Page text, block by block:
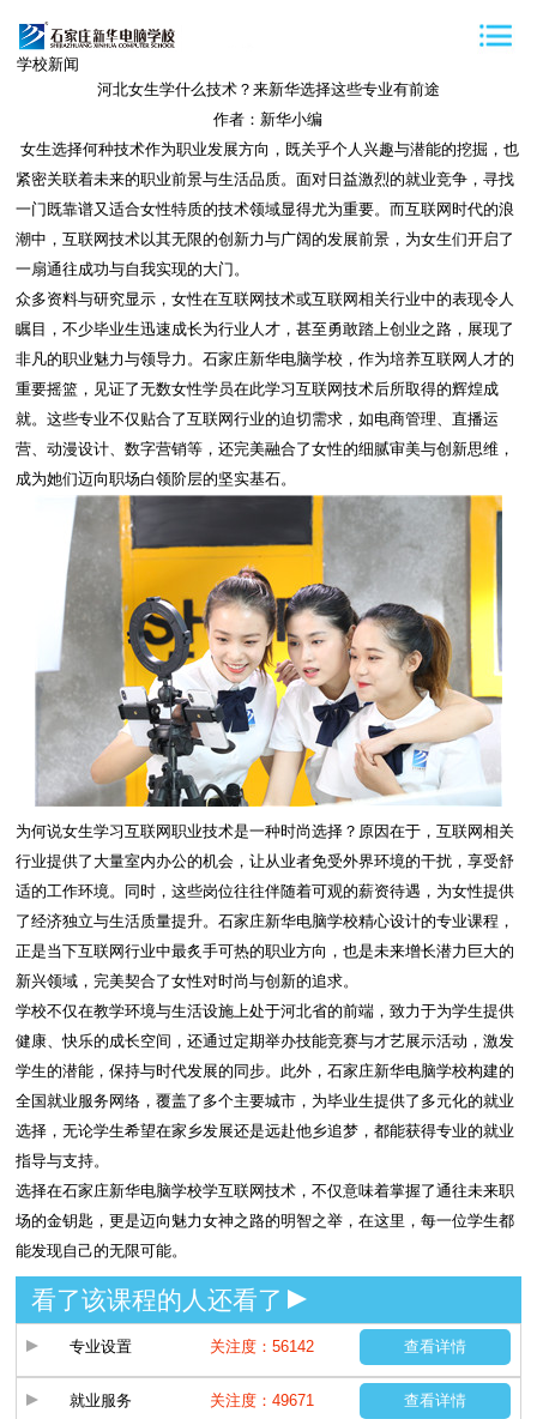
学校新闻
河北女生学什么技术？来新华选择这些专业有前途
作者：新华小编
女生选择何种技术作为职业发展方向，既关乎个人兴趣与潜能的挖掘，也
紧密关联着未来的职业前景与生活品质。面对日益激烈的就业竞争，寻找
一门既靠谱又适合女性特质的技术领域显得尤为重要。而互联网时代的浪
潮中，互联网技术以其无限的创新力与广阔的发展前景，为女生们开启了
一扇通往成功与自我实现的大门。
众多资料与研究显示，女性在互联网技术或互联网相关行业中的表现令人
瞩目，不少毕业生迅速成长为行业人才，甚至勇敢踏上创业之路，展现了
非凡的职业魅力与领导力。石家庄新华电脑学校，作为培养互联网人才的
重要摇篮，见证了无数女性学员在此学习互联网技术后所取得的辉煌成
就。这些专业不仅贴合了互联网行业的迫切需求，如电商管理、直播运
营、动漫设计、数字营销等，还完美融合了女性的细腻审美与创新思维，
成为她们迈向职场白领阶层的坚实基石。
为何说女生学习互联网职业技术是一种时尚选择？原因在于，互联网相关
行业提供了大量室内办公的机会，让从业者免受外界环境的干扰，享受舒
适的工作环境。同时，这些岗位往往伴随着可观的薪资待遇，为女性提供
了经济独立与生活质量提升。石家庄新华电脑学校精心设计的专业课程，
正是当下互联网行业中最炙手可热的职业方向，也是未来增长潜力巨大的
新兴领域，完美契合了女性对时尚与创新的追求。
学校不仅在教学环境与生活设施上处于河北省的前端，致力于为学生提供
健康、快乐的成长空间，还通过定期举办技能竞赛与才艺展示活动，激发
学生的潜能，保持与时代发展的同步。此外，石家庄新华电脑学校构建的
全国就业服务网络，覆盖了多个主要城市，为毕业生提供了多元化的就业
选择，无论学生希望在家乡发展还是远赴他乡追梦，都能获得专业的就业
指导与支持。
选择在石家庄新华电脑学校学互联网技术，不仅意味着掌握了通往未来职
场的金钥匙，更是迈向魅力女神之路的明智之举，在这里，每一位学生都
能发现自己的无限可能。
看了该课程的人还看了
专业设置 关注度：56142 查看详情
就业服务 关注度：49671 查看详情